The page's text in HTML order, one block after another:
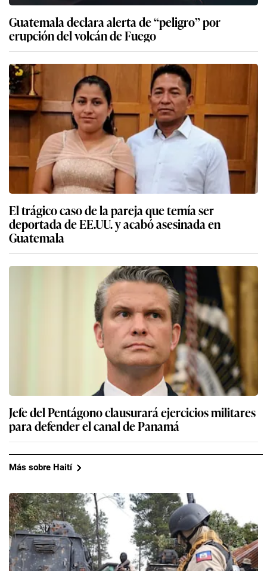
Guatemala declara alerta de “peligro” por
erupción del volcán de Fuego
El trágico caso de la pareja que temía ser
deportada de EE.UU. y acabó asesinada en
Guatemala
Jefe del Pentágono clausurará ejercicios militares
para defender el canal de Panamá
Más sobre Haití